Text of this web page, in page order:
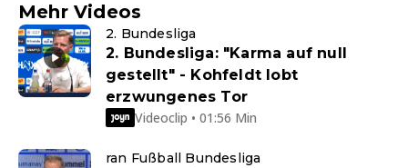
Mehr Videos
2. Bundesliga
2. Bundesliga: "Karma auf null
gestellt" - Kohfeldt lobt
erzwungenes Tor
Videoclip • 01:56 Min
ran Fußball Bundesliga